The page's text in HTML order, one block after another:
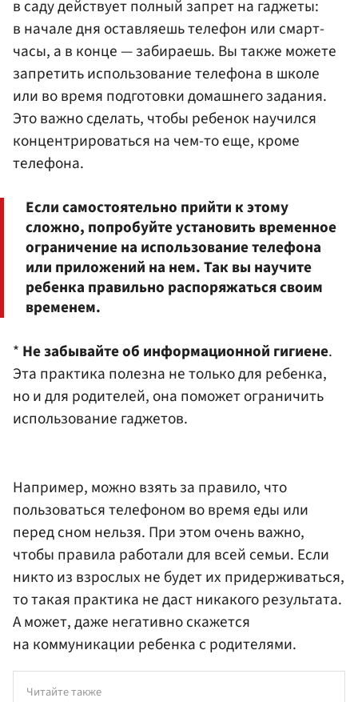
в саду действует полный запрет на гаджеты:
в начале дня оставляешь телефон или смарт-
часы, а в конце — забираешь. Вы также можете
запретить использование телефона в школе
или во время подготовки домашнего задания.
Это важно сделать, чтобы ребенок научился
концентрироваться на чем-то еще, кроме
телефона.
Если самостоятельно прийти к этому
сложно, попробуйте установить временное
ограничение на использование телефона
или приложений на нем. Так вы научите
ребенка правильно распоряжаться своим
временем.
* Не забывайте об информационной гигиене.
Эта практика полезна не только для ребенка,
но и для родителей, она поможет ограничить
использование гаджетов.
Например, можно взять за правило, что
пользоваться телефоном во время еды или
перед сном нельзя. При этом очень важно,
чтобы правила работали для всей семьи. Если
никто из взрослых не будет их придерживаться,
то такая практика не даст никакого результата.
А может, даже негативно скажется
на коммуникации ребенка с родителями.
Читайте также